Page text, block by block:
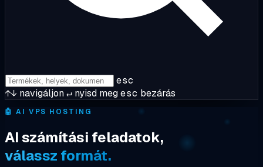
esc
↑↓ navigáljon↵ nyisd megesc bezárás
🤖 AI VPS HOSTING
AI számítási feladatok,
válassz formát.